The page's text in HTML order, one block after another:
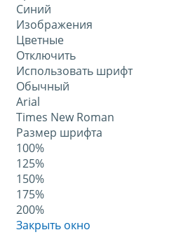
Синий
Изображения
Цветные
Отключить
Использовать шрифт
Обычный
Arial
Times New Roman
Размер шрифта
100%
125%
150%
175%
200%
Закрыть окно